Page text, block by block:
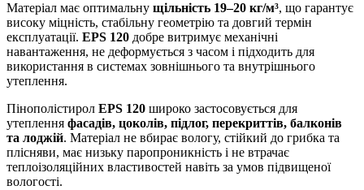
Матеріал має оптимальну щільність 19–20 кг/м³, що гарантує
високу міцність, стабільну геометрію та довгий термін
експлуатації. EPS 120 добре витримує механічні
навантаження, не деформується з часом і підходить для
використання в системах зовнішнього та внутрішнього
утеплення.
Пінополістирол EPS 120 широко застосовується для
утеплення фасадів, цоколів, підлог, перекриттів, балконів
та лоджій. Матеріал не вбирає вологу, стійкий до грибка та
плісняви, має низьку паропроникність і не втрачає
теплоізоляційних властивостей навіть за умов підвищеної
вологості.